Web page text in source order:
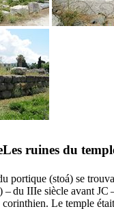
Les ruines du
portique (stoá) se
– du IIIe siècle avant JC
Le temple